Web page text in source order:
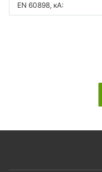
EN 60898, кА: